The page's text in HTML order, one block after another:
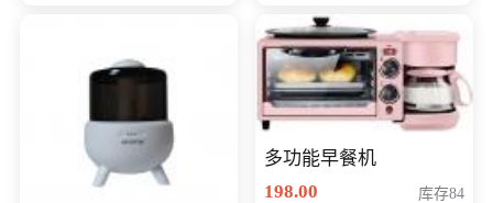
多功能早餐机
198.00
库存84